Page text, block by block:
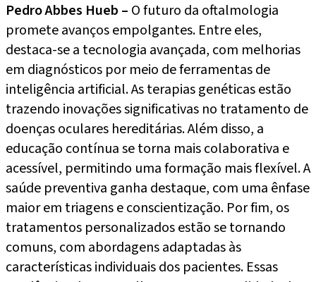
Pedro Abbes Hueb – O futuro da oftalmologia
promete avanços empolgantes. Entre eles,
destaca-se a tecnologia avançada, com melhorias
em diagnósticos por meio de ferramentas de
inteligência artificial. As terapias genéticas estão
trazendo inovações significativas no tratamento de
doenças oculares hereditárias. Além disso, a
educação contínua se torna mais colaborativa e
acessível, permitindo uma formação mais flexível. A
saúde preventiva ganha destaque, com uma ênfase
maior em triagens e conscientização. Por fim, os
tratamentos personalizados estão se tornando
comuns, com abordagens adaptadas às
características individuais dos pacientes. Essas